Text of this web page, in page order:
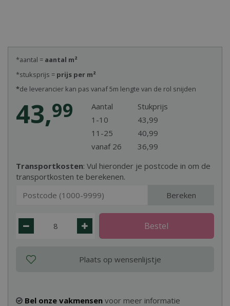
Transportkosten: Vul hieronder je postcode in om de
transportkosten te berekenen.
Bereken
43,99 Aantal
Stukprijs
1-10
43,99
11-25
40,99
vanaf 26
36,99
*aantal = aantal m²
*stuksprijs = prijs per m²
*de leverancier kan pas vanaf 5m lengte van de rol snijden
Bel onze vakmensen voor meer informatie